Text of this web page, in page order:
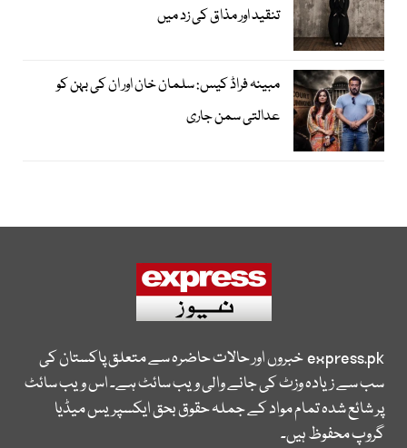
تنقید اور مذاق کی زد میں
مبینہ فراڈ کیس: سلمان خان اور ان کی بہن کو
عدالتی سمن جاری
express.pkخبروں اور حالات حاضرہ سے متعلق پاکستان کی
سب سے زیادہ وزٹ کی جانے والی ویب سائٹ ہے۔ اس ویب سائٹ
پر شائع شدہ تمام مواد کے جملہ حقوق بحق ایکسپریس میڈیا
گروپ محفوظ ہیں۔